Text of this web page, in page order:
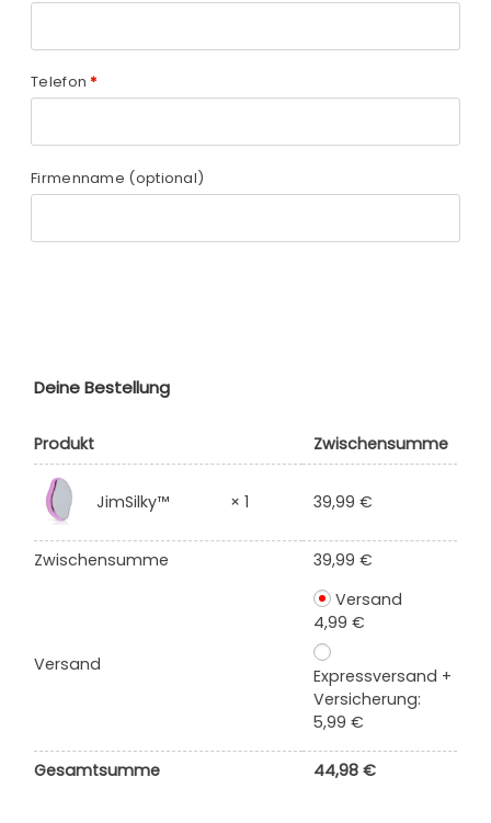
Telefon*
Firmenname (optional)
Deine Bestellung
Produkt Zwischensumme
JimSilky™ × 1 39,99 €
Zwischensumme 39,99 €
Versand
Versand
4,99 €
Expressversand +
Versicherung:
5,99 €
Gesamtsumme 44,98 €